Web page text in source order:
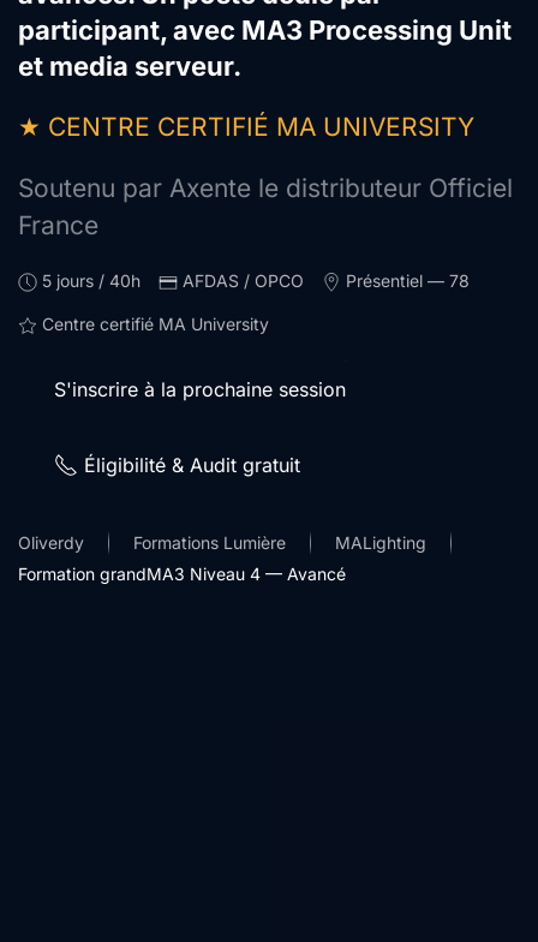
participant, avec MA3 Processing Unit
et media serveur.
★ CENTRE CERTIFIÉ MA UNIVERSITY
Soutenu par Axente le distributeur Officiel
France
5 jours / 40h AFDAS / OPCO Présentiel — 78
Centre certifié MA University
S'inscrire à la prochaine session
Éligibilité & Audit gratuit
Oliverdy Formations Lumière
MALighting
Formation grandMA3 Niveau 4 — Avancé